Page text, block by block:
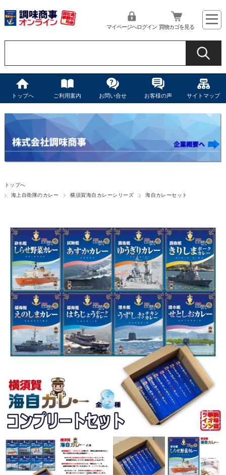
マイページへログイン 買物カゴを見る
トップへ ご利用案内 お問い合せ お客様の声 サイトマップ
トップへ
海上自衛隊のカレー
横須賀海自カレーシリーズ 海自カレーセット